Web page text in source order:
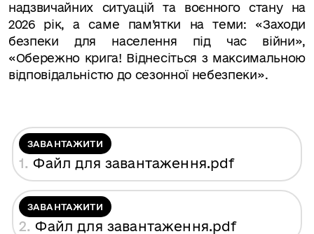
надзвичайних ситуацій та воєнного стану на
2026 рік, а саме пам’ятки на теми: «Заходи
безпеки для населення під час війни»,
«Обережно крига! Віднесіться з максимальною
відповідальністю до сезонної небезпеки».
ЗАВАНТАЖИТИ
1. Файл для завантаження.pdf
ЗАВАНТАЖИТИ
2. Файл для завантаження.pdf